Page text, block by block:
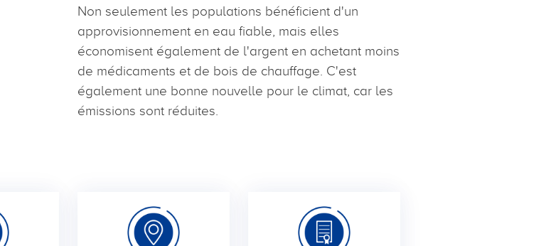
Non seulement les populations bénéficient d'un
approvisionnement en eau fiable, mais elles
économisent également de l'argent en achetant moins
de médicaments et de bois de chauffage. C'est
également une bonne nouvelle pour le climat, car les
émissions sont réduites.